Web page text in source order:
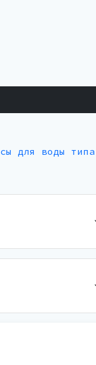
для воды типа